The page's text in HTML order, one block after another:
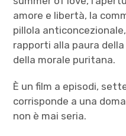
amore e libertà, la
pillola
rapporti alla paura
della morale puritana.
È un film a episodi,
corrisponde a una
non è mai seria.